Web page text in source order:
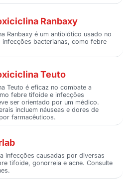
Ranbaxy
Ranbaxy é um antibiótico usado no
infecções bacterianas, como febre
Teuto
Teuto é eficaz no combate a
febre tifoide e infecções
ser orientado por um médico.
incluem náuseas e dores de
farmacêuticos.
infecções causadas por diversas
tifoide, gonorreia e acne. Consulte